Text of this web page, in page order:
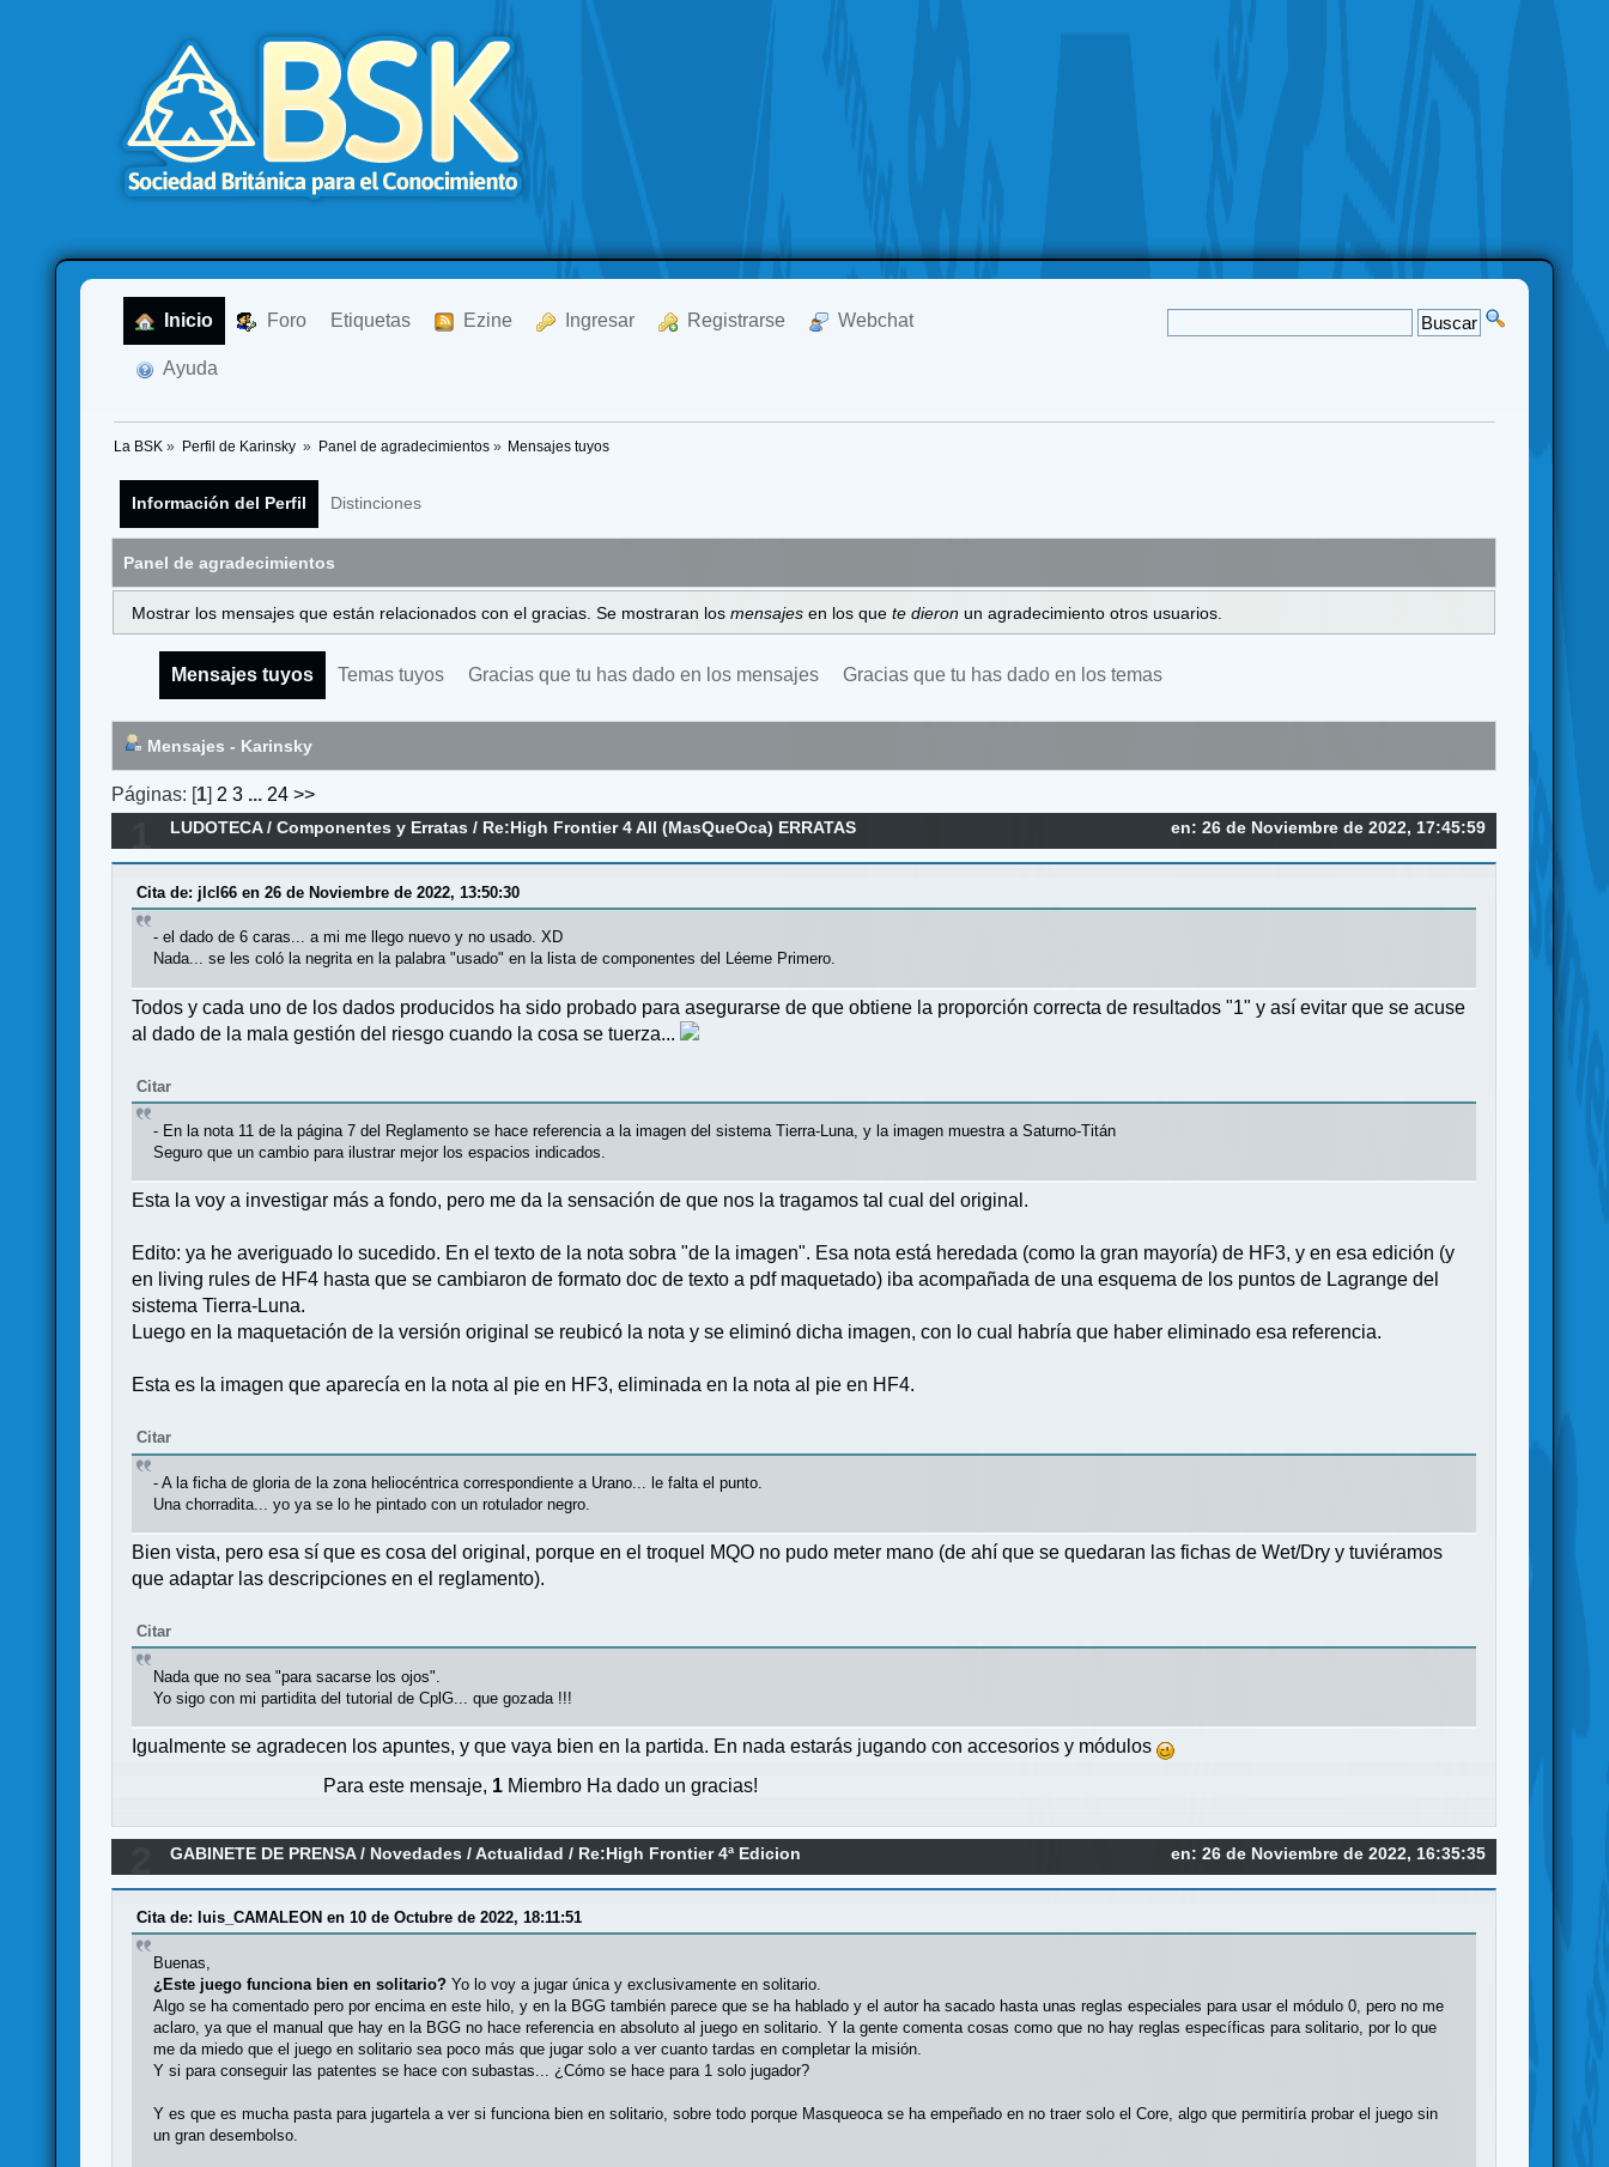
Inicio Foro Etiquetas Ezine Ingresar Registrarse Webchat
Ayuda
La BSK » Perfil de Karinsky » Panel de agradecimientos» Mensajes tuyos
Información del Perfil Distinciones
Panel de agradecimientos
Mostrar los mensajes que están relacionados con el gracias. Se mostraran los mensajes en los que te dieron un agradecimiento otros usuarios.
Mensajes tuyos Temas tuyos Gracias que tu has dado en los mensajes Gracias que tu has dado en los temas
Mensajes - Karinsky
Páginas: [1] 2 3 ... 24 >>
en: 26 de Noviembre de 2022, 17:45:59
LUDOTECA/Componentes y Erratas / Re:High Frontier 4 All (MasQueOca) ERRATAS
Cita de: jlcl66 en 26 de Noviembre de 2022, 13:50:30
- el dado de 6 caras... a mi me llego nuevo y no usado. XD
Nada... se les coló la negrita en la palabra "usado" en la lista de componentes del Léeme Primero.
Todos y cada uno de los dados producidos ha sido probado para asegurarse de que obtiene la proporción correcta de resultados "1" y así evitar que se acuse
al dado de la mala gestión del riesgo cuando la cosa se tuerza...
Citar
- En la nota 11 de la página 7 del Reglamento se hace referencia a la imagen del sistema Tierra-Luna, y la imagen muestra a Saturno-Titán
Seguro que un cambio para ilustrar mejor los espacios indicados.
Esta la voy a investigar más a fondo, pero me da la sensación de que nos la tragamos tal cual del original.
Edito: ya he averiguado lo sucedido. En el texto de la nota sobra "de la imagen". Esa nota está heredada (como la gran mayoría) de HF3, y en esa edición (y
en living rules de HF4 hasta que se cambiaron de formato doc de texto a pdf maquetado) iba acompañada de una esquema de los puntos de Lagrange del
sistema Tierra-Luna.
Luego en la maquetación de la versión original se reubicó la nota y se eliminó dicha imagen, con lo cual habría que haber eliminado esa referencia.
Esta es la imagen que aparecía en la nota al pie en HF3, eliminada en la nota al pie en HF4.
Citar
- A la ficha de gloria de la zona heliocéntrica correspondiente a Urano... le falta el punto.
Una chorradita... yo ya se lo he pintado con un rotulador negro.
Bien vista, pero esa sí que es cosa del original, porque en el troquel MQO no pudo meter mano (de ahí que se quedaran las fichas de Wet/Dry y tuviéramos
que adaptar las descripciones en el reglamento).
Citar
Nada que no sea "para sacarse los ojos".
Yo sigo con mi partidita del tutorial de CplG... que gozada !!!
Igualmente se agradecen los apuntes, y que vaya bien en la partida. En nada estarás jugando con accesorios y módulos
Para este mensaje, 1 Miembro Ha dado un gracias!
en: 26 de Noviembre de 2022, 16:35:35
GABINETE DE PRENSA/ Novedades / Actualidad / Re:High Frontier 4ª Edicion
Cita de: luis_CAMALEON en 10 de Octubre de 2022, 18:11:51
Buenas,
¿Este juego funciona bien en solitario? Yo lo voy a jugar única y exclusivamente en solitario.
Algo se ha comentado pero por encima en este hilo, y en la BGG también parece que se ha hablado y el autor ha sacado hasta unas reglas especiales para usar el módulo 0, pero no me
aclaro, ya que el manual que hay en la BGG no hace referencia en absoluto al juego en solitario. Y la gente comenta cosas como que no hay reglas específicas para solitario, por lo que
me da miedo que el juego en solitario sea poco más que jugar solo a ver cuanto tardas en completar la misión.
Y si para conseguir las patentes se hace con subastas... ¿Cómo se hace para 1 solo jugador?
Y es que es mucha pasta para jugartela a ver si funciona bien en solitario, sobre todo porque Masqueoca se ha empeñado en no traer solo el Core, algo que permitiría probar el juego sin
un gran desembolso.